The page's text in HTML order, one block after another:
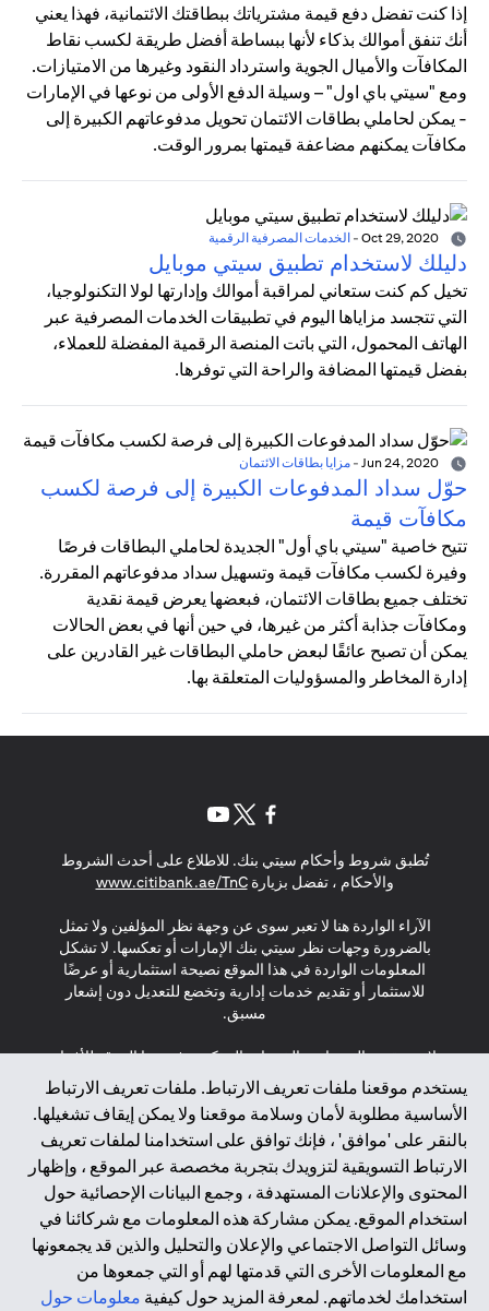
إذا كنت تفضل دفع قيمة مشترياتك ببطاقتك الائتمانية، فهذا يعني
أنك تنفق أموالك بذكاء لأنها ببساطة أفضل طريقة لكسب نقاط
المكافآت والأميال الجوية واسترداد النقود وغيرها من الامتيازات.
ومع "سيتي باي اول" – وسيلة الدفع الأولى من نوعها في الإمارات
- يمكن لحاملي بطاقات الائتمان تحويل مدفوعاتهم الكبيرة إلى
مكافآت يمكنهم مضاعفة قيمتها بمرور الوقت.
- الخدمات المصرفية الرقمية
دليلك لاستخدام تطبيق سيتي موبايل
تخيل كم كنت ستعاني لمراقبة أموالك وإدارتها لولا التكنولوجيا،
التي تتجسد مزاياها اليوم في تطبيقات الخدمات المصرفية عبر
الهاتف المحمول، التي باتت المنصة الرقمية المفضلة للعملاء،
بفضل قيمتها المضافة والراحة التي توفرها.
- مزايا بطاقات الائتمان
حوّل سداد المدفوعات الكبيرة إلى فرصة لكسب
مكافآت قيمة
تتيح خاصية "سيتي باي أول" الجديدة لحاملي البطاقات فرصًا
وفيرة لكسب مكافآت قيمة وتسهيل سداد مدفوعاتهم المقررة.
تختلف جميع بطاقات الائتمان، فبعضها يعرض قيمة نقدية
ومكافآت جذابة أكثر من غيرها، في حين أنها في بعض الحالات
يمكن أن تصبح عائقًا لبعض حاملي البطاقات غير القادرين على
إدارة المخاطر والمسؤوليات المتعلقة بها.
يستخدم موقعنا ملفات تعريف الارتباط. ملفات تعريف الارتباط
الأساسية مطلوبة لأمان وسلامة موقعنا ولا يمكن إيقاف تشغيلها.
بالنقر على 'موافق' ، فإنك توافق على استخدامنا لملفات تعريف
الارتباط التسويقية لتزويدك بتجربة مخصصة عبر الموقع ، وإظهار
المحتوى والإعلانات المستهدفة ، وجمع البيانات الإحصائية حول
استخدام الموقع. يمكن مشاركة هذه المعلومات مع شركائنا في
وسائل التواصل الاجتماعي والإعلان والتحليل والذين قد يجمعونها
مع المعلومات الأخرى التي قدمتها لهم أو التي جمعوها من
استخدامك لخدماتهم. لمعرفة المزيد حول كيفية معلومات حول
تُطبق شروط وأحكام سيتي بنك. للاطلاع على أحدث الشروط
والأحكام ، تفضل بزيارةwww.citibank.ae/TnC
(opens in a new tab)
الآراء الواردة هنا لا تعبر سوى عن وجهة نظر المؤلفين ولا تمثل
بالضرورة وجهات نظر سيتي بنك الإمارات أو تعكسها. لا تشكل
المعلومات الواردة في هذا الموقع نصيحة استثمارية أو عرضًا
للاستثمار أو تقديم خدمات إدارية وتخضع للتعديل دون إشعار
مسبق.
لا يتم تقديم المنتجات والخدمات المذكورة في هذا الموقع للأفراد
المقيمين في الاتحاد الأوروبي أو المنطقة الاقتصادية الأوروبية أو
سويسرا أو غيرنسي أو جيرسي أو موناكو أو سان مارينو أو
الفاتيكان أو جزيرة مان أو المملكة المتحدة أو خصوصية البيانات
(لائحة حماية البيانات العامة \ قانون حماية البيانات الشخصية
العامة \ قانون خصوصية نيوزيلندا). المحتوى الموجود في هذه
الصفحة ليس ولا ينبغي تفسيره على أنه عرض أو دعوة أو دعوة
لشراء أو بيع أي من المنتجات والخدمات المذكورة هنا لمثل هؤلاء
الأفراد.
*GDPR – اللائحة العامة لحماية البيانات؛ * LGPD – Lei Geral de
Proteção de Dados Pessoais ; *NZPA – قانون الخصوصية